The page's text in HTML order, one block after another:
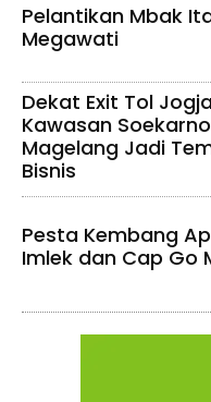
Pelantikan Mbak
Megawati
Dekat Exit Tol
Kawasan
Magelang Jadi
Bisnis
Pesta Kembang
Imlek dan Cap Go